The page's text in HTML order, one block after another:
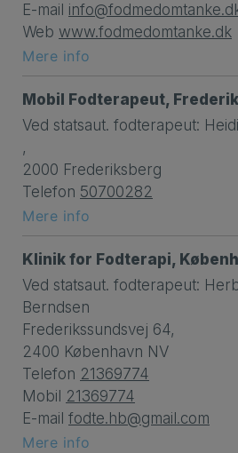
E-mail
Web www.fodmedomtanke.dk
Mere info
Mobil Fodterapeut,
Ved statsaut. fodterapeut:
,
2000 Frederiksberg
Telefon 50700282
Mere info
Klinik for Fodterapi,
Ved statsaut. fodterapeut:
Berndsen
Frederikssundsvej 64,
2400 København NV
Telefon 21369774
Mobil 21369774
E-mail fodte.hb@gmail.com
Mere info